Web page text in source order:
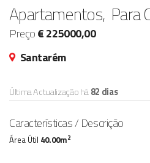
Apartamentos, Para
Preço€ 225000,00
Santarém
Última Actualização há82 dias
Características / Descrição
Área Útil 40.00m2